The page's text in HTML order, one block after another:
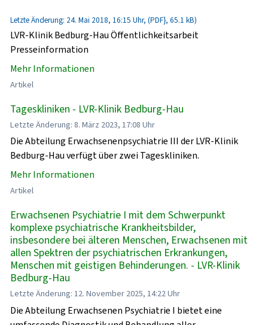
Letzte Änderung: 24. Mai 2018, 16:15 Uhr, (PDF}, 65.1 kB)
LVR-Klinik Bedburg-Hau Öffentlichkeitsarbeit
Presseinformation
Mehr Informationen
Artikel
Tageskliniken - LVR-Klinik Bedburg-Hau
Letzte Änderung: 8. März 2023, 17:08 Uhr
Die Abteilung Erwachsenenpsychiatrie III der LVR-Klinik
Bedburg-Hau verfügt über zwei Tageskliniken.
Mehr Informationen
Artikel
Erwachsenen Psychiatrie I mit dem Schwerpunkt
komplexe psychiatrische Krankheitsbilder,
insbesondere bei älteren Menschen, Erwachsenen mit
allen Spektren der psychiatrischen Erkrankungen,
Menschen mit geistigen Behinderungen. - LVR-Klinik
Bedburg-Hau
Letzte Änderung: 12. November 2025, 14:22 Uhr
Die Abteilung Erwachsenen Psychiatrie I bietet eine